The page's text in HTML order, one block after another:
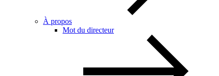
À propos
Mot du directeur